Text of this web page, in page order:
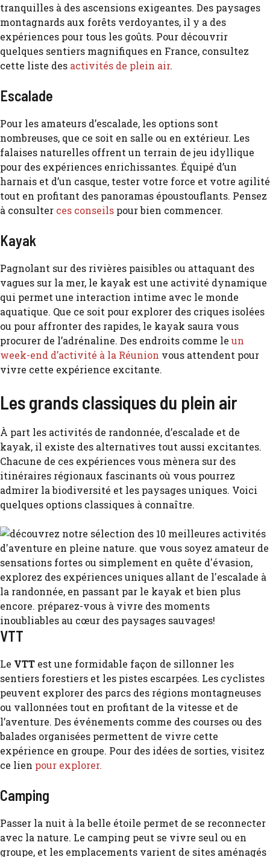
tranquilles à des ascensions exigeantes. Des paysages
montagnards aux forêts verdoyantes, il y a des
expériences pour tous les goûts. Pour découvrir
quelques sentiers magnifiques en France, consultez
cette liste des activités de plein air.
Escalade
Pour les amateurs d’escalade, les options sont
nombreuses, que ce soit en salle ou en extérieur. Les
falaises naturelles offrent un terrain de jeu idyllique
pour des expériences enrichissantes. Équipé d’un
harnais et d’un casque, tester votre force et votre agilité
tout en profitant des panoramas époustouflants. Pensez
à consulter ces conseils pour bien commencer.
Kayak
Pagnolant sur des rivières paisibles ou attaquant des
vagues sur la mer, le kayak est une activité dynamique
qui permet une interaction intime avec le monde
aquatique. Que ce soit pour explorer des criques isolées
ou pour affronter des rapides, le kayak saura vous
procurer de l’adrénaline. Des endroits comme le un
week-end d’activité à la Réunion vous attendent pour
vivre cette expérience excitante.
Les grands classiques du plein air
À part les activités de randonnée, d’escalade et de
kayak, il existe des alternatives tout aussi excitantes.
Chacune de ces expériences vous mènera sur des
itinéraires régionaux fascinants où vous pourrez
admirer la biodiversité et les paysages uniques. Voici
quelques options classiques à connaître.
VTT
Le VTT est une formidable façon de sillonner les
sentiers forestiers et les pistes escarpées. Les cyclistes
peuvent explorer des parcs des régions montagneuses
ou vallonnées tout en profitant de la vitesse et de
l’aventure. Des événements comme des courses ou des
balades organisées permettent de vivre cette
expérience en groupe. Pour des idées de sorties, visitez
ce lien pour explorer.
Camping
Passer la nuit à la belle étoile permet de se reconnecter
avec la nature. Le camping peut se vivre seul ou en
groupe, et les emplacements varient de sites aménagés